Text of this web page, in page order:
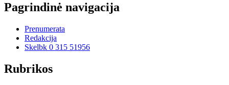
Pagrindinė navigacija
Prenumerata
Redakcija
Skelbk 0 315 51956
Rubrikos